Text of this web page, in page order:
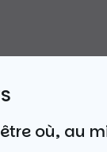
où, au